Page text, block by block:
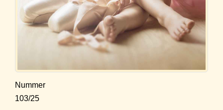
Nummer
103/25